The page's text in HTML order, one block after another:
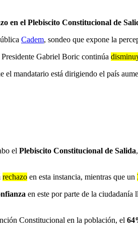
en el Plebiscito Constitucional de
Cadem, sondeo que expone la
Gabriel Boric continúa
el mandatario está dirigiendo el país
el Plebiscito Constitucional de Salida
rechazo en esta instancia, mientras que un
en este por parte de la ciudadanía
Constitucional en la población, el